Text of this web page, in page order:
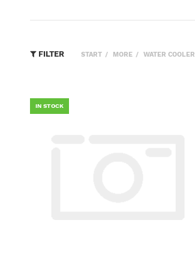
FILTER START MORE WATER COOLER
IN STOCK